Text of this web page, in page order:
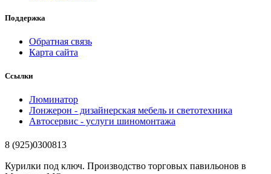
Поддержка
Обратная связь
Карта сайта
Ссылки
Люминатор
Лонжерон - дизайнерская мебель и светотехника
Автосервис - услуги шиномонтажа
8 (925)0300813
Курилки под ключ. Производство торговых павильонов в